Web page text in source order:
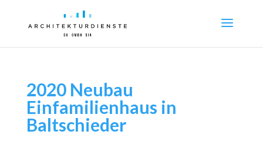
2020 Neubau
Einfamilienhaus in
Baltschieder